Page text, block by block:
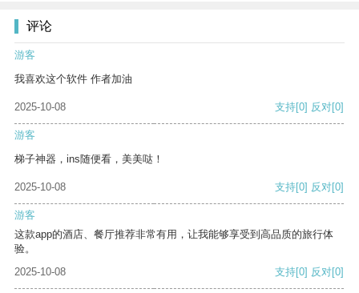
评论
游客
我喜欢这个软件 作者加油
2025-10-08 支持[0] 反对[0]
游客
梯子神器，ins随便看，美美哒！
2025-10-08 支持[0] 反对[0]
游客
这款app的酒店、餐厅推荐非常有用，让我能够享受到高品质的旅行体
验。
2025-10-08
支持[0] 反对[0]